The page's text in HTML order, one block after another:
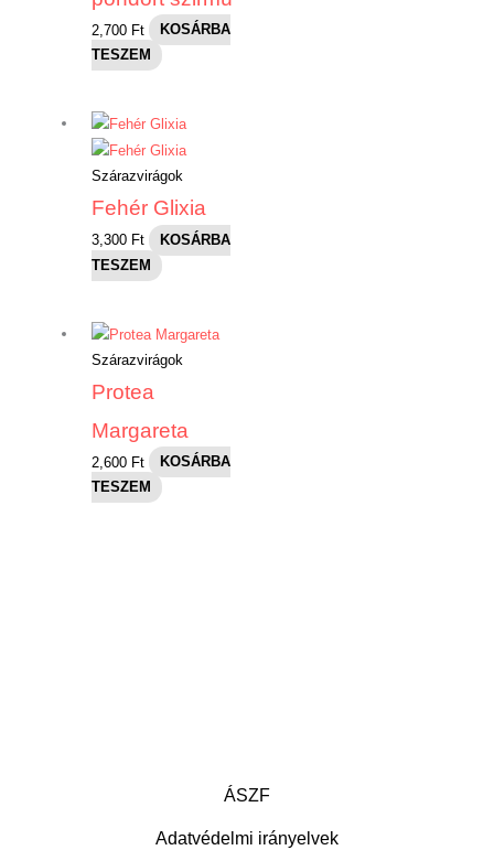
2,700 Ft
KOSÁRBA
TESZEM
Szárazvirágok
Fehér Glixia
3,300 Ft
KOSÁRBA
TESZEM
Szárazvirágok
Protea
Margareta
2,600 Ft
KOSÁRBA
TESZEM
ÁSZF
Adatvédelmi irányelvek